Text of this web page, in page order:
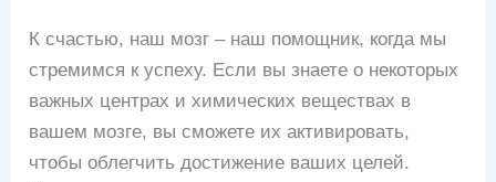
К счастью, наш мозг – наш помощник, когда мы
стремимся к успеху. Если вы знаете о некоторых
важных центрах и химических веществах в
вашем мозге, вы сможете их активировать,
чтобы облегчить достижение ваших целей.